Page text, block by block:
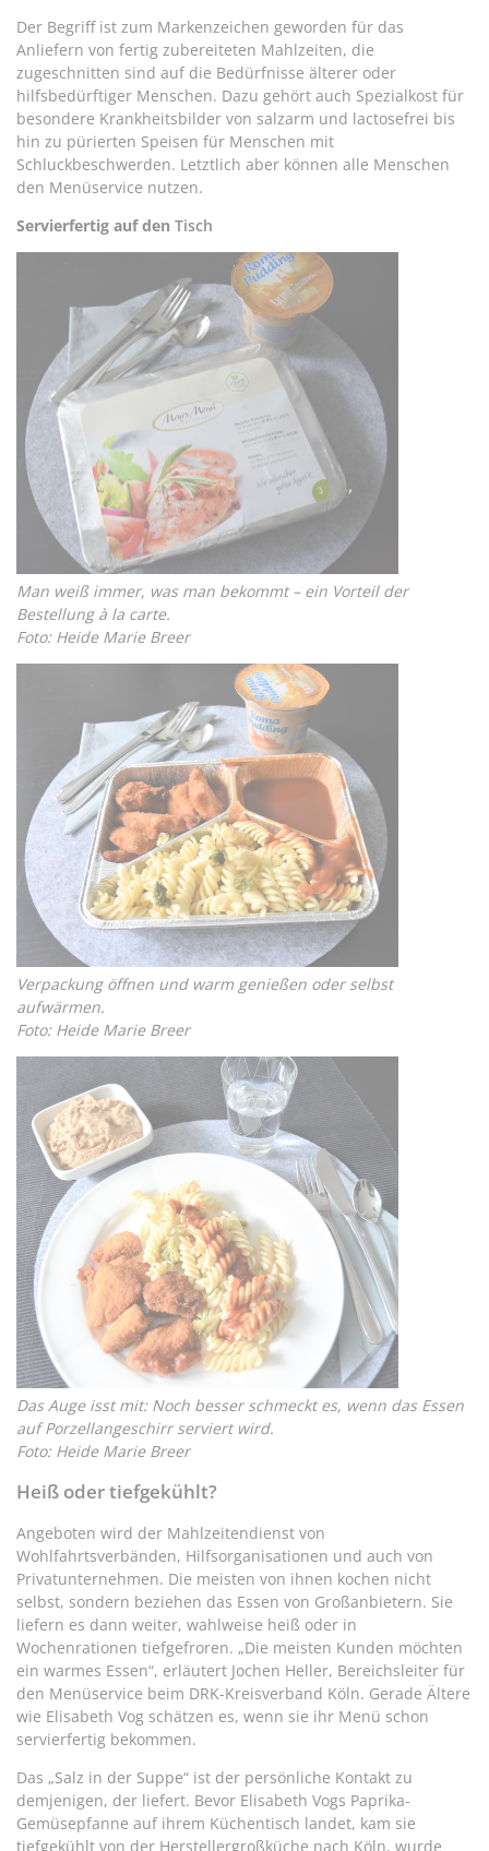
Der Begriff ist zum Markenzeichen geworden für das
Anliefern von fertig zubereiteten Mahlzeiten, die
zugeschnitten sind auf die Bedürfnisse älterer oder
hilfsbedürftiger Menschen. Dazu gehört auch Spezialkost für
besondere Krankheitsbilder von salzarm und lactosefrei bis
hin zu pürierten Speisen für Menschen mit
Schluckbeschwerden. Letztlich aber können alle Menschen
den Menüservice nutzen.
Servierfertig auf den Tisch
Man weiß immer, was man bekommt – ein Vorteil der
Bestellung à la carte.
Foto: Heide Marie Breer
Verpackung öffnen und warm genießen oder selbst
aufwärmen.
Foto: Heide Marie Breer
Das Auge isst mit: Noch besser schmeckt es, wenn das Essen
auf Porzellangeschirr serviert wird.
Foto: Heide Marie Breer
Heiß oder tiefgekühlt?
Angeboten wird der Mahlzeitendienst von
Wohlfahrtsverbänden, Hilfsorganisationen und auch von
Privatunternehmen. Die meisten von ihnen kochen nicht
selbst, sondern beziehen das Essen von Großanbietern. Sie
liefern es dann weiter, wahlweise heiß oder in
Wochenrationen tiefgefroren. „Die meisten Kunden möchten
ein warmes Essen“, erläutert Jochen Heller, Bereichsleiter für
den Menüservice beim DRK-Kreisverband Köln. Gerade Ältere
wie Elisabeth Vog schätzen es, wenn sie ihr Menü schon
servierfertig bekommen.
Das „Salz in der Suppe“ ist der persönliche Kontakt zu
demjenigen, der liefert. Bevor Elisabeth Vogs Paprika-
Gemüsepfanne auf ihrem Küchentisch landet, kam sie
tiefgekühlt von der Herstellergroßküche nach Köln, wurde